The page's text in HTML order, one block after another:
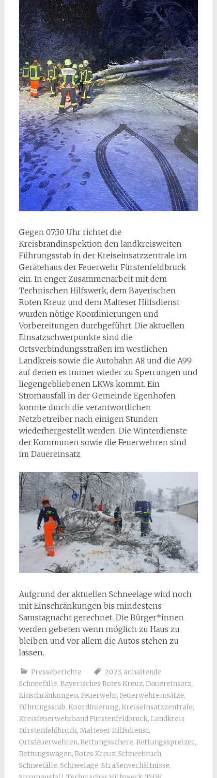
Gegen 07:30 Uhr richtet die
Kreisbrandinspektion den landkreisweiten
Führungsstab in der Kreiseinsatzzentrale im
Gerätehaus der Feuerwehr Fürstenfeldbruck
ein. In enger Zusammenarbeit mit dem
Technischen Hilfswerk, dem Bayerischen
Roten Kreuz und dem Malteser Hilfsdienst
wurden nötige Koordinierungen und
Vorbereitungen durchgeführt. Die aktuellen
Einsatzschwerpunkte sind die
Ortsverbindungsstraßen im westlichen
Landkreis sowie die Autobahn A8 und die A99
auf denen es immer wieder zu Sperrungen und
liegengebliebenen LKWs kommt. Ein
Stromausfall in der Gemeinde Egenhofen
konnte durch die verantwortlichen
Netzbetreiber nach einigen Stunden
wiederhergestellt werden. Die Winterdienste
der Kommunen sowie die Feuerwehren sind
im Dauereinsatz.
Aufgrund der aktuellen Schneelage wird noch
mit Einschränkungen bis mindestens
Samstagnacht gerechnet. Die Bürger*innen
werden gebeten wenn möglich zu Haus zu
bleiben und vor allem die Autos stehen zu
lassen.
Presseberichte 2023, anhaltende
Schneefälle, Bayerisches Rotes Kreuz, Dauereinsatz,
Einschränkungen, Feuerwehr, Feuerwehreinsätze,
Führungsstab, Koordinierung, Kreiseinsatzzentrale,
Kreisfeuerwehrband Fürstenfeldbruck, Landkreis
Fürstenfeldbruck, Malteser Hilfsdienst,
Ortsfeuerwehren, Rettungsschere, Rettungsspreizer,
Rettungswagen, Rotes Kreuz, Schneebruch,
Schneefälle, Schneelage, Straßenverhältnisse,